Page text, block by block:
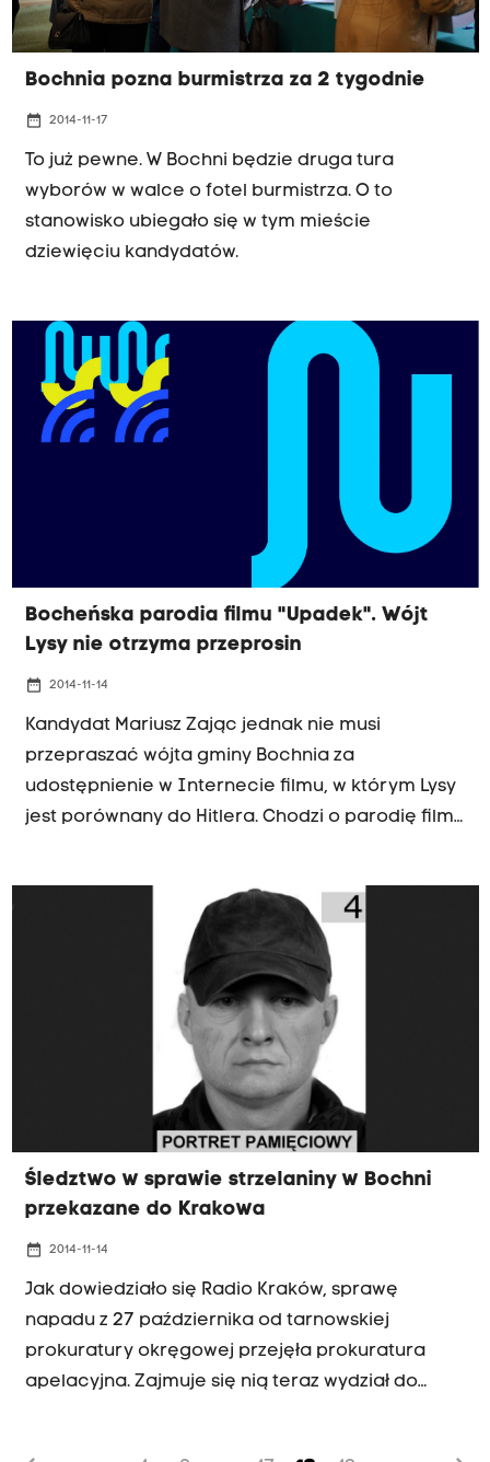
Bochnia pozna burmistrza za 2 tygodnie
date_range 2014-11-17
To już pewne. W Bochni będzie druga tura
wyborów w walce o fotel burmistrza. O to
stanowisko ubiegało się w tym mieście
dziewięciu kandydatów.
Bocheńska parodia filmu "Upadek". Wójt
Lysy nie otrzyma przeprosin
date_range 2014-11-14
Kandydat Mariusz Zając jednak nie musi
przepraszać wójta gminy Bochnia za
udostępnienie w Internecie filmu, w którym Lysy
jest porównany do Hitlera. Chodzi o parodię filmu
bunkrze dotyczy przegranej wyborów przez
Śledztwo w sprawie strzelaniny w Bochni
przekazane do Krakowa
date_range 2014-11-14
Jak dowiedziało się Radio Kraków, sprawę
napadu z 27 października od tarnowskiej
prokuratury okręgowej przejęła prokuratura
apelacyjna. Zajmuje się nią teraz wydział do